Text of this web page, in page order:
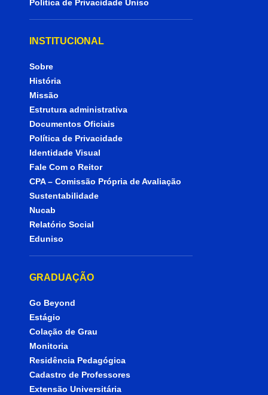
Política de Privacidade Uniso
INSTITUCIONAL
Sobre
História
Missão
Estrutura administrativa
Documentos Oficiais
Política de Privacidade
Identidade Visual
Fale Com o Reitor
CPA – Comissão Própria de Avaliação
Sustentabilidade
Nucab
Relatório Social
Eduniso
GRADUAÇÃO
Go Beyond
Estágio
Colação de Grau
Monitoria
Residência Pedagógica
Cadastro de Professores
Extensão Universitária